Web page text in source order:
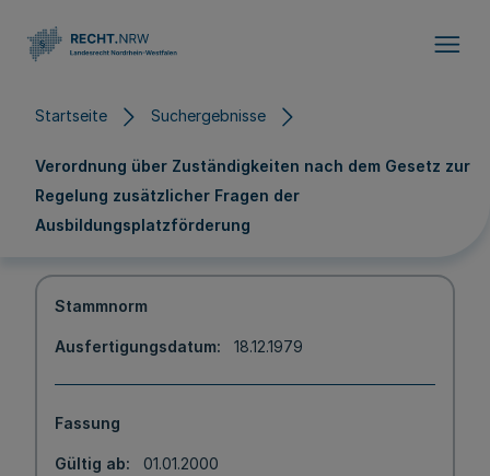
Startseite Suchergebnisse
Verordnung über Zuständigkeiten nach dem Gesetz zur
Regelung zusätzlicher Fragen der
Ausbildungsplatzförderung
Stammnorm
Ausfertigungsdatum 18.12.1979
Fassung
Gültig ab
01.01.2000